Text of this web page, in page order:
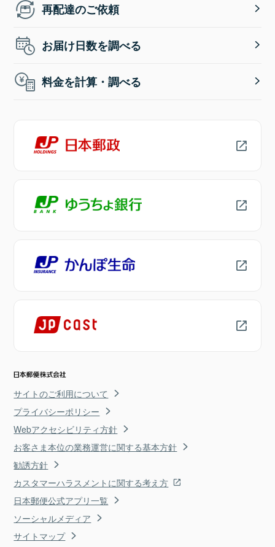
再配達のご依頼
お届け日数を調べる
料金を計算・調べる
サイトのご利用について
プライバシーポリシー
Webアクセシビリティ方針
お客さま本位の業務運営に関する基本方針
勧誘方針
カスタマーハラスメントに関する考え方
日本郵便公式アプリ一覧
ソーシャルメディア
サイトマップ